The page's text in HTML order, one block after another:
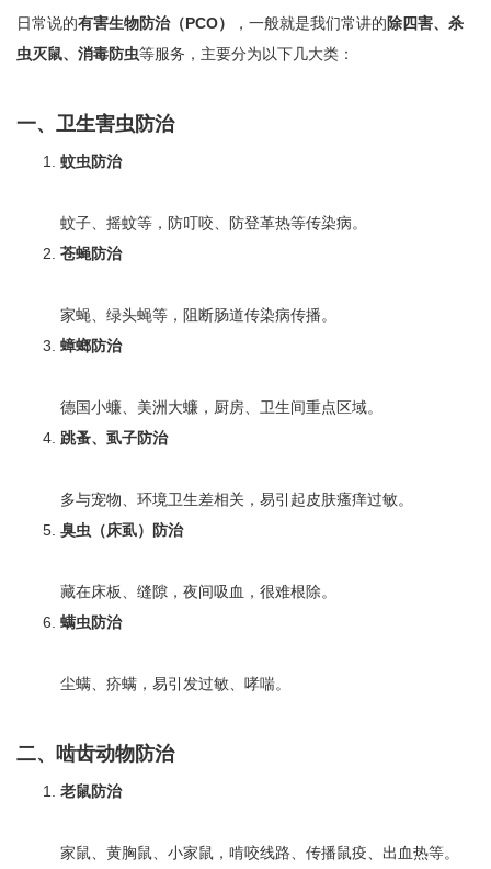
日常说的有害生物防治（PCO） ，一般就是我们常讲的除四害、杀
虫灭鼠、消毒防虫等服务，主要分为以下几大类：
一、卫生害虫防治
蚊虫防治
蚊子、摇蚊等，防叮咬、防登革热等传染病。
苍蝇防治
家蝇、绿头蝇等，阻断肠道传染病传播。
蟑螂防治
德国小蠊、美洲大蠊，厨房、卫生间重点区域。
跳蚤、虱子防治
多与宠物、环境卫生差相关，易引起皮肤瘙痒过敏。
臭虫（床虱）防治
藏在床板、缝隙，夜间吸血，很难根除。
螨虫防治
尘螨、疥螨，易引发过敏、哮喘。
二、啮齿动物防治
老鼠防治
家鼠、黄胸鼠、小家鼠，啃咬线路、传播鼠疫、出血热等。